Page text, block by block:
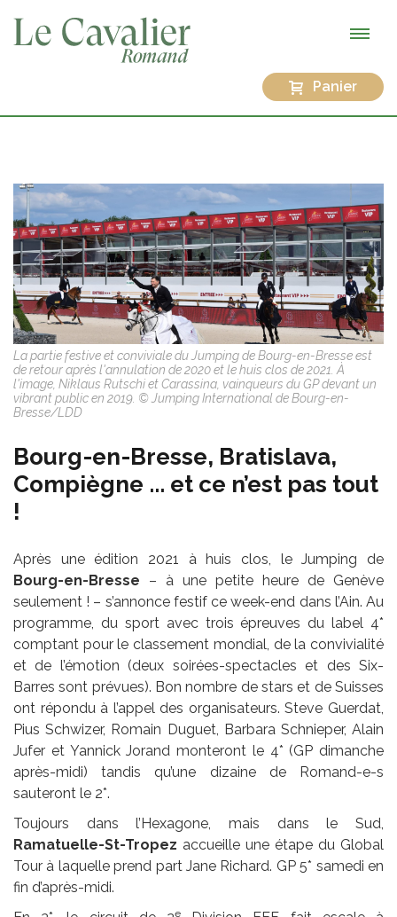
Panier
La partie festive et conviviale du Jumping de Bourg-en-Bresse est
de retour après l'annulation de 2020 et le huis clos de 2021. À
l'image, Niklaus Rutschi et Carassina, vainqueurs du GP devant un
vibrant public en 2019. © Jumping International de Bourg-en-
Bresse/LDD
Bourg-en-Bresse, Bratislava,
Compiègne ... et ce n’est pas tout
!
Après une édition 2021 à huis clos, le Jumping de
Bourg-en-Bresse – à une petite heure de Genève
seulement ! ­– s’annonce festif ce week-end dans l’Ain. Au
programme, du sport avec trois épreuves du label 4*
comptant pour le classement mondial, de la convivialité
et de l’émotion (deux soirées-spectacles et des Six-
Barres sont prévues). Bon nombre de stars et de Suisses
ont répondu à l’appel des organisateurs. Steve Guerdat,
Pius Schwizer, Romain Duguet, Barbara Schnieper, Alain
Jufer et Yannick Jorand monteront le 4* (GP dimanche
après-midi) tandis qu’une dizaine de Romand-e-s
sauteront le 2*.
Toujours dans l’Hexagone, mais dans le Sud,
Ramatuelle-St-Tropez accueille une étape du Global
Tour à laquelle prend part Jane Richard. GP 5* samedi en
fin d’après-midi.
e